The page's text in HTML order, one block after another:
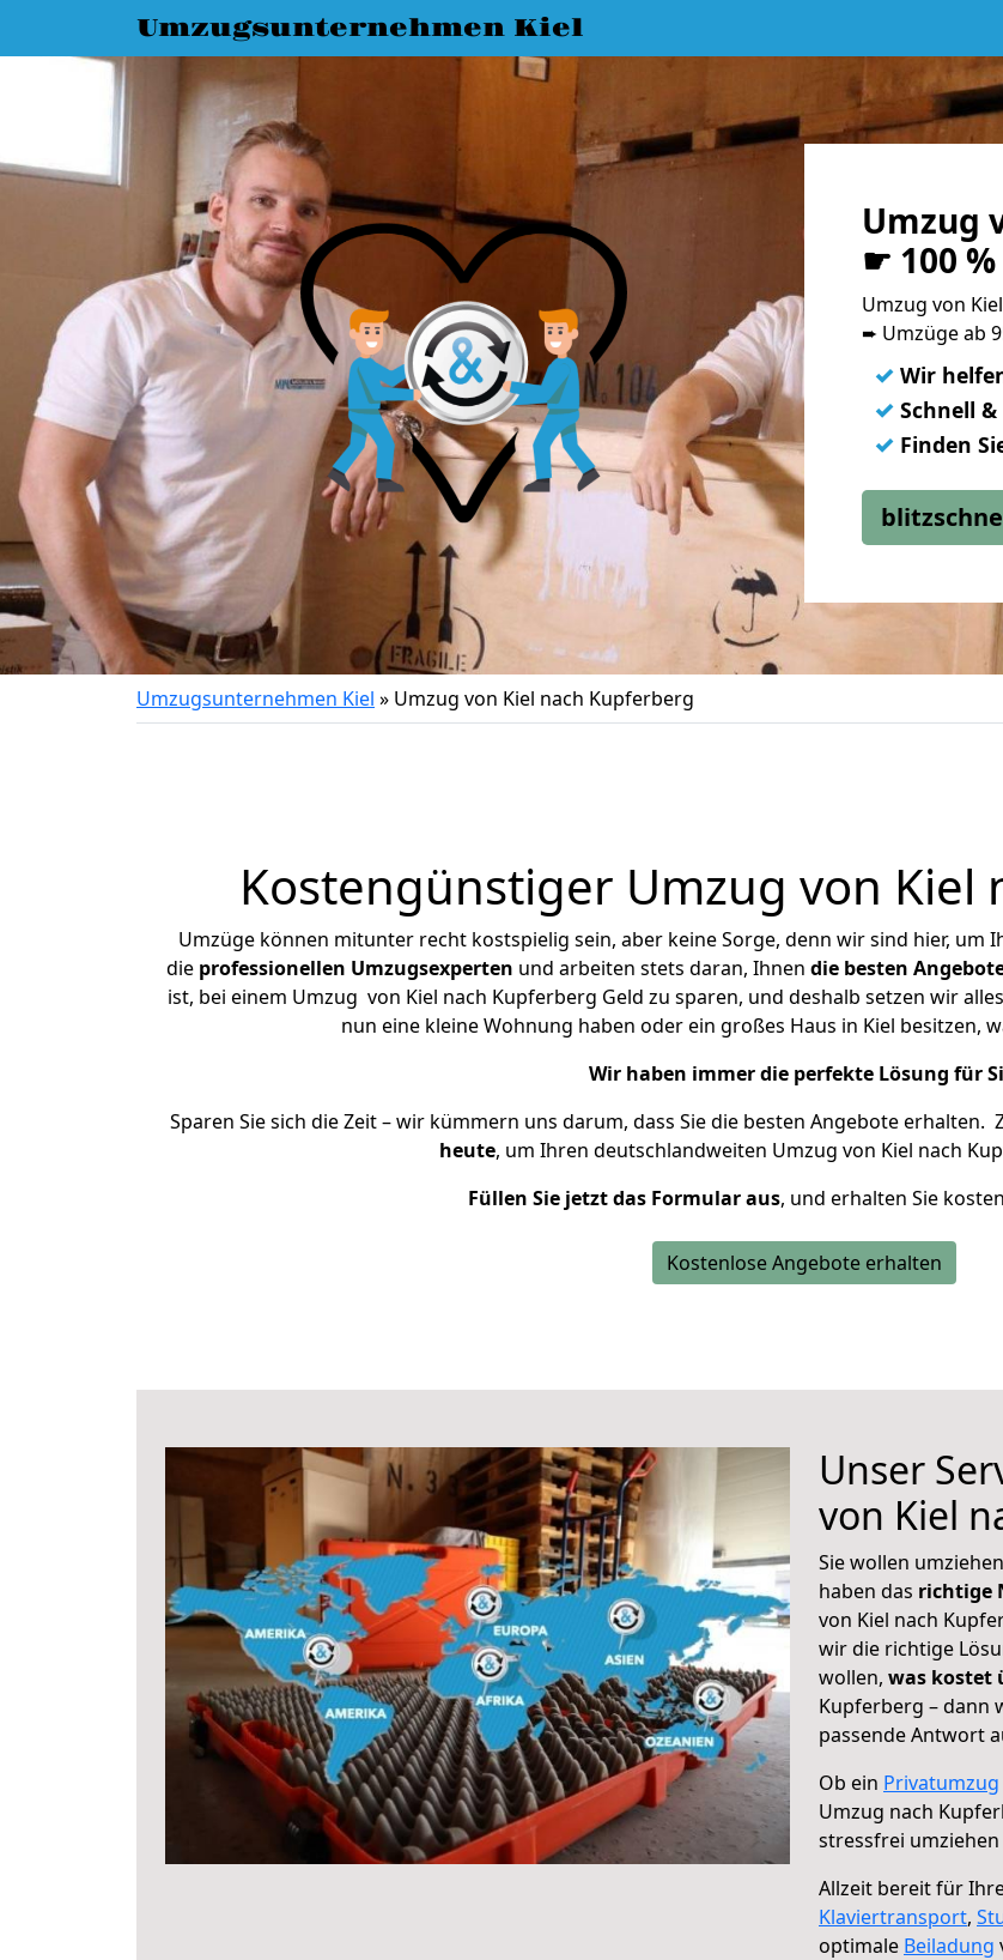
Umzugsunternehmen Kiel
Umzug
☛ 100
Umzug von
➨ Umzüge ab
✓ Wir
✓ Schnell
✓ Finden
Umzugsunternehmen Kiel » Umzug von Kiel nach Kupferberg
Kostengünstiger Umzug von Kiel
Umzüge können mitunter recht kostspielig sein, aber keine Sorge, denn wir sind hier, um
die professionellen Umzugsexperten und arbeiten stets daran, Ihnen die besten
ist, bei einem Umzug von Kiel nach Kupferberg Geld zu sparen, und deshalb setzen wir
nun eine kleine Wohnung haben oder ein großes Haus in Kiel besitzen,
Wir haben immer die perfekte Lösung für
Sparen Sie sich die Zeit – wir kümmern uns darum, dass Sie die besten Angebote erhalten.
heute, um Ihren deutschlandweiten Umzug von Kiel nach
Füllen Sie jetzt das Formular aus, und erhalten Sie
Kostenlose Angebote erhalten
Unser
von Kiel
Sie wollen
haben das richtige
von Kiel nach
wir die richtige
wollen, was kostet
Kupferberg – dann
passende Antwort
Ob ein Privatumzug
Umzug nach
stressfrei
Allzeit bereit für
Klaviertransport,
optimale Beiladung